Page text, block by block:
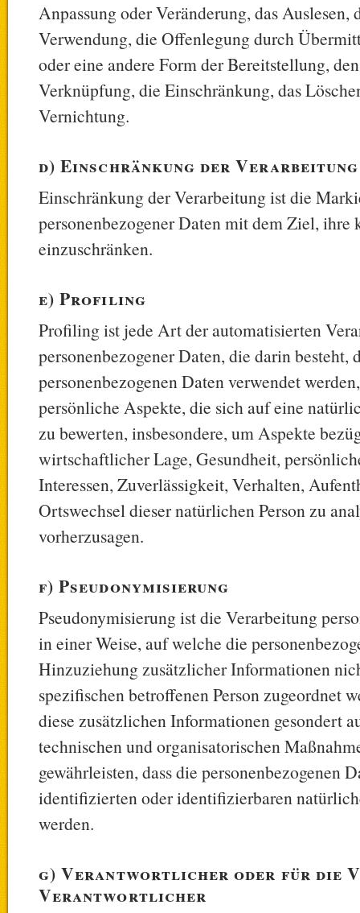
Anpassung oder Veränderung, das Auslesen,
Verwendung, die Offenlegung durch
oder eine andere Form der Bereitstellung,
Verknüpfung, die Einschränkung, das
Vernichtung.
d) Einschränkung der Verarbeitung
Einschränkung der Verarbeitung ist die
personenbezogener Daten mit dem Ziel,
einzuschränken.
e) Profiling
Profiling ist jede Art der automatisierten
personenbezogener Daten, die darin besteht,
personenbezogenen Daten verwendet
persönliche Aspekte, die sich auf eine
zu bewerten, insbesondere, um Aspekte
wirtschaftlicher Lage, Gesundheit,
Interessen, Zuverlässigkeit, Verhalten,
Ortswechsel dieser natürlichen Person zu
vorherzusagen.
f) Pseudonymisierung
Pseudonymisierung ist die Verarbeitung
in einer Weise, auf welche die
Hinzuziehung zusätzlicher Informationen
spezifischen betroffenen Person zugeordnet
diese zusätzlichen Informationen gesondert
technischen und organisatorischen
gewährleisten, dass die personenbezogenen
identifizierten oder identifizierbaren
werden.
g) Verantwortlicher oder für die
Verantwortlicher